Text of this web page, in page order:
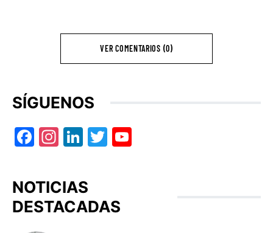
VER COMENTARIOS (0)
SÍGUENOS
Facebook
Instagram
LinkedIn
Twitter
NOTICIAS
DESTACADAS